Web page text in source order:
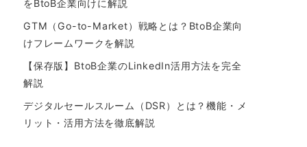
をBtoB企業向けに解説
GTM（Go-to-Market）戦略とは？BtoB企業向
けフレームワークを解説
【保存版】BtoB企業のLinkedIn活用方法を完全
解説
デジタルセールスルーム（DSR）とは？機能・メ
リット・活用方法を徹底解説